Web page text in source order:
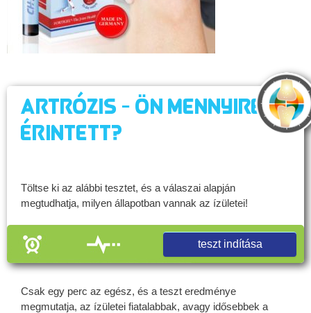
Artrózis - Ön mennyire
érintett?
Töltse ki az alábbi tesztet, és a válaszai alapján
megtudhatja, milyen állapotban vannak az ízületei!
teszt indítása
Csak egy perc az egész, és a teszt eredménye
megmutatja, az ízületei fiatalabbak, avagy idősebbek a